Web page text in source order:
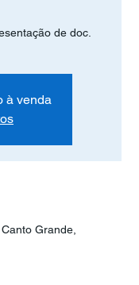
de doc.
à venda
Grande,